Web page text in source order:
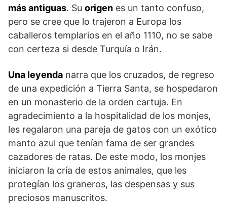
más antiguas. Su origen es un tanto confuso,
pero se cree que lo trajeron a Europa los
caballeros templarios en el año 1110, no se sabe
con certeza si desde Turquía o Irán.
Una leyenda narra que los cruzados, de regreso
de una expedición a Tierra Santa, se hospedaron
en un monasterio de la orden cartuja. En
agradecimiento a la hospitalidad de los monjes,
les regalaron una pareja de gatos con un exótico
manto azul que tenían fama de ser grandes
cazadores de ratas. De este modo, los monjes
iniciaron la cría de estos animales, que les
protegían los graneros, las despensas y sus
preciosos manuscritos.